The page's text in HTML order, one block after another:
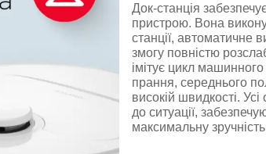
Док-станція
пристрою. Вона
станції, автоматичне
змогу повністю
імітує цикл
прання, середнього
високій швидкості.
до ситуації,
максимальну